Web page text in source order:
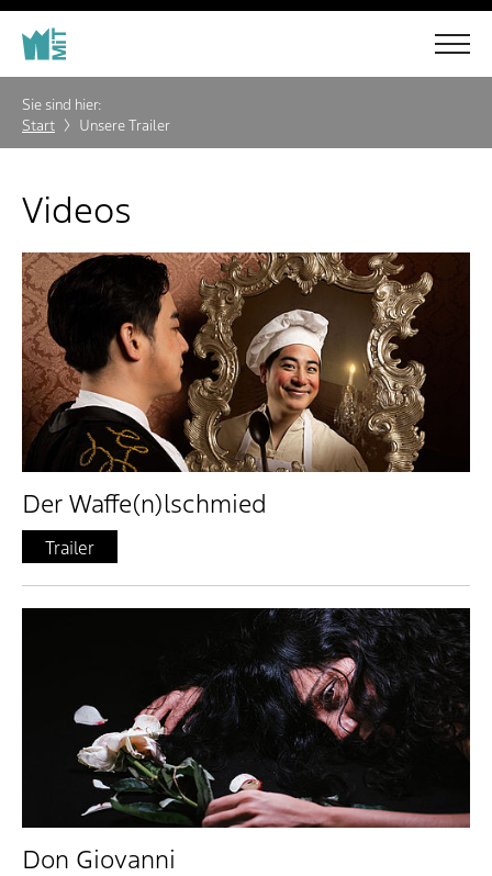
Sie sind hier:
Start
Unsere Trailer
Videos
Der Waffe(n)lschmied
Trailer
Don Giovanni